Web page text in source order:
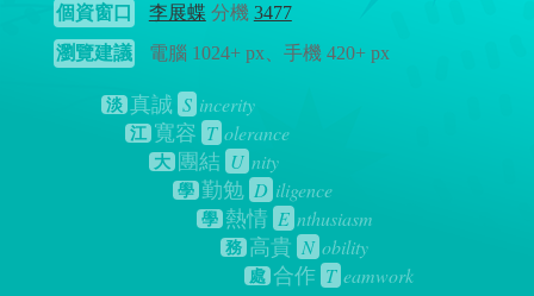
個資窗口 李展蝶 分機 3477
瀏覽建議
電腦 1024+ px、手機 420+ px
淡 真誠 S incerity
江 寬容 T olerance
大 團結 U nity
學 勤勉 D iligence
學 熱情 E nthusiasm
務 高貴 N obility
處 合作 T eamwork